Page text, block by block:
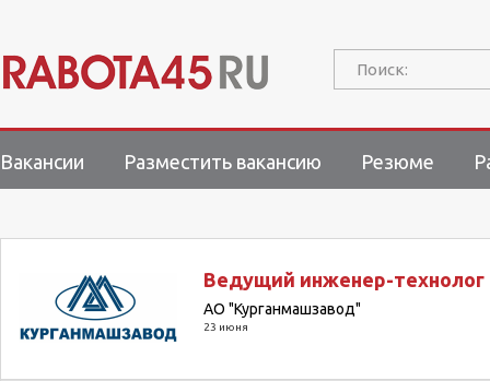
Поиск:
Вакансии Разместить вакансию Резюме
Ведущий инженер-технолог
АО "Курганмашзавод"
23 июня